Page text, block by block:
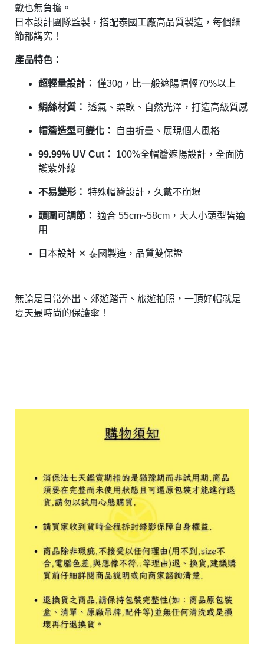
戴也無負擔。
日本設計團隊監製，搭配泰國工廠高品質製造，每個細
節都講究！
產品特色：
超輕量設計： 僅30g，比一般遮陽帽輕70%以上
絹絲材質： 透氣、柔軟、自然光澤，打造高級質感
帽簷造型可變化： 自由折疊、展現個人風格
99.99% UV Cut：
100%全帽簷遮陽設計，全面防
護紫外線
不易變形： 特殊帽簷設計，久戴不崩塌
頭圍可調節： 適合 55cm~58cm，大人小頭型皆適
用
日本設計 ✕ 泰國製造，品質雙保證
無論是日常外出、郊遊踏青、旅遊拍照，一頂好帽就是
夏天最時尚的保護傘！